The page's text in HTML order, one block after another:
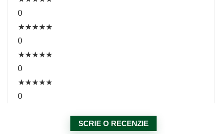
0
★★★★★
0
★★★★★
0
★★★★★
0
SCRIE O RECENZIE